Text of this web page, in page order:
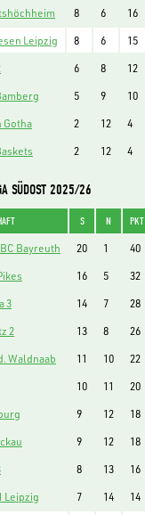
8 6
16
Leipzig 8 6
15
6 8
12
5 9
10
Gotha 2 12
4
2 12 4
SÜDOST 2025/26
S N PKT
Bayreuth 20 1
40
16 5
32
3 14 7
28
2 13 8
26
Waldnaab 11 10
22
10 11
20
9 12
18
9 12
18
8 13
16
Leipzig 7 14
14